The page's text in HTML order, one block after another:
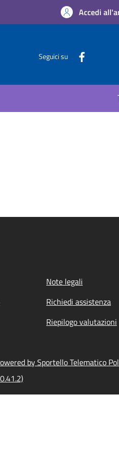
Accedi
Seguici su
Note legali
Richiedi assistenza
Riepilogo valutazioni
by Sportello Telematico